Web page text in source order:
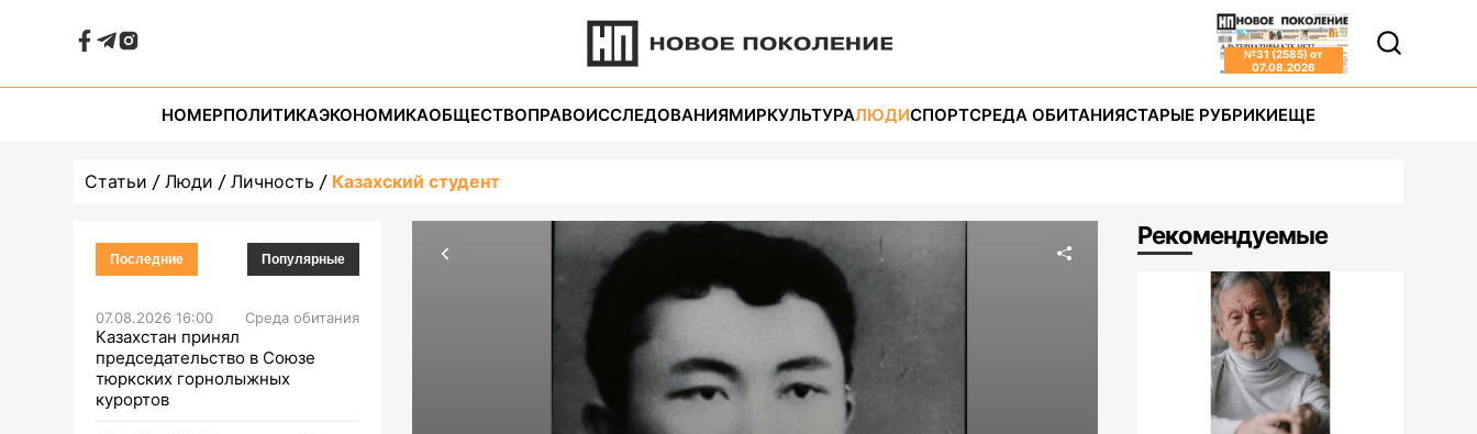
№31 (2585) от
07.08.2026
НОМЕРПОЛИТИКАЭКОНОМИКАОБЩЕСТВОПРАВОИССЛЕДОВАНИЯМИРКУЛЬТУРАЛЮДИСПОРТСРЕДА ОБИТАНИЯСТАРЫЕ РУБРИКИЕЩЕ
Статьи Люди Личность Казахский студент
Последние Популярные
07.08.2026 16:00 Среда обитания
Казахстан принял
председательство в Союзе
тюркских горнолыжных
курортов
Рекомендуемые